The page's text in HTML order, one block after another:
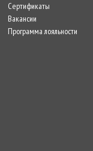
Сертификаты
Вакансии
Программа лояльности